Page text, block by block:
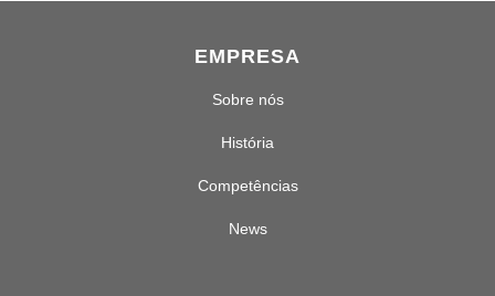
e
Carbono
EMPRESA
Sobre nós
História
Competências
News